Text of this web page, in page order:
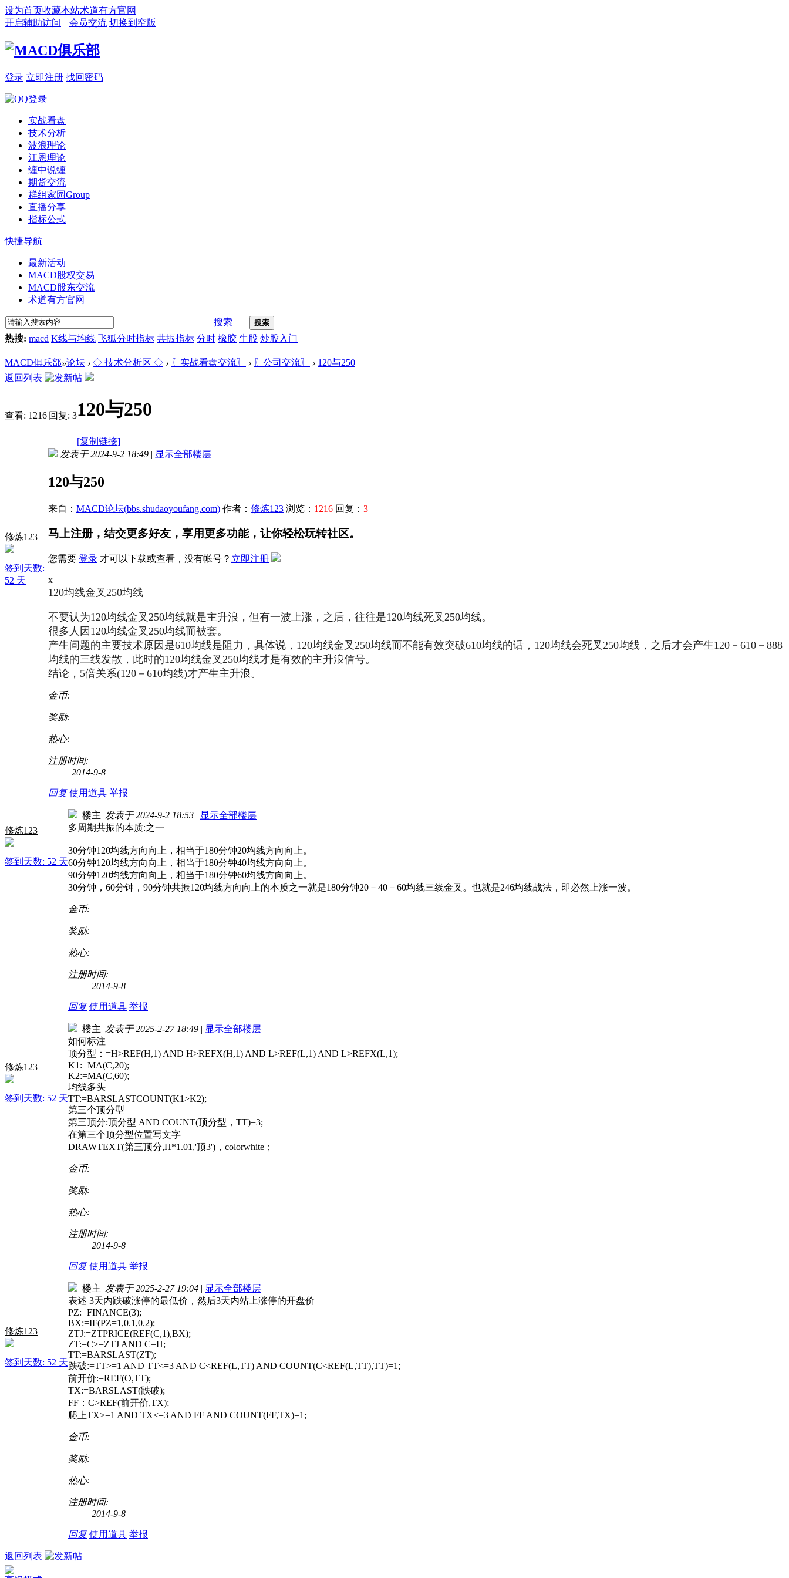
设为首页收藏本站术道有方官网
开启辅助访问
会员交流 切换到窄版
登录 立即注册 找回密码
实战看盘
技术分析
波浪理论
江恩理论
缠中说缠
期货交流
群组家园Group
直播分享
指标公式
快捷导航
最新活动
MACD股权交易
MACD股东交流
术道有方官网
搜索 搜索
热搜: macd K线与均线 飞狐分时指标 共振指标 分时 橡胶 牛股 炒股入门
MACD俱乐部»论坛 › ◇ 技术分析区 ◇ › 〖实战看盘交流〗 › 〖公司交流〗 › 120与250
返回列表
查看: 1216|回复: 3120与250
[复制链接]
修炼123
签到天数:
52 天
发表于 2024-9-2 18:49 | 显示全部楼层
120与250
来自： MACD论坛(bbs.shudaoyoufang.com) 作者： 修炼123 浏览： 1216 回复： 3
马上注册，结交更多好友，享用更多功能，让你轻松玩转社区。
您需要 登录 才可以下载或查看，没有帐号？ 立即注册
x
120均线金叉250均线
不要认为120均线金叉250均线就是主升浪，但有一波上涨，之后，往往是120均线死叉250均线。
很多人因120均线金叉250均线而被套。
产生问题的主要技术原因是610均线是阻力，具体说，120均线金叉250均线而不能有效突破610均线的话，120均线会死叉250均线，之后才会产生120－610－888
均线的三线发散，此时的120均线金叉250均线才是有效的主升浪信号。
结论，5倍关系(120－610均线)才产生主升浪。
金币:
奖励:
热心:
注册时间:
2014-9-8
回复 使用道具 举报
修炼123
签到天数: 52 天
楼主| 发表于 2024-9-2 18:53 | 显示全部楼层
多周期共振的本质:之一
30分钟120均线方向向上，相当于180分钟20均线方向向上。
60分钟120均线方向向上，相当于180分钟40均线方向向上。
90分钟120均线方向向上，相当于180分钟60均线方向向上。
30分钟，60分钟，90分钟共振120均线方向向上的本质之一就是180分钟20－40－60均线三线金叉。也就是246均线战法，即必然上涨一波。
金币:
奖励:
热心:
注册时间:
2014-9-8
回复 使用道具 举报
修炼123
签到天数: 52 天
楼主| 发表于 2025-2-27 18:49 | 显示全部楼层
如何标注
顶分型：=H>REF(H,1) AND H>REFX(H,1) AND L>REF(L,1) AND L>REFX(L,1);
K1:=MA(C,20);
K2:=MA(C,60);
均线多头
TT:=BARSLASTCOUNT(K1>K2);
第三个顶分型
第三顶分:顶分型 AND COUNT(顶分型，TT)=3;
在第三个顶分型位置写文字
DRAWTEXT(第三顶分,H*1.01,'顶3')，colorwhite；
金币:
奖励:
热心:
注册时间:
2014-9-8
回复 使用道具 举报
修炼123
签到天数: 52 天
楼主| 发表于 2025-2-27 19:04 | 显示全部楼层
表述 3天内跌破涨停的最低价，然后3天内站上涨停的开盘价
PZ:=FINANCE(3);
BX:=IF(PZ=1,0.1,0.2);
ZTJ:=ZTPRICE(REF(C,1),BX);
ZT:=C>=ZTJ AND C=H;
TT:=BARSLAST(ZT);
跌破:=TT>=1 AND TT<=3 AND C<REF(L,TT) AND COUNT(C<REF(L,TT),TT)=1;
前开价:=REF(O,TT);
TX:=BARSLAST(跌破);
FF：C>REF(前开价,TX);
爬上TX>=1 AND TX<=3 AND FF AND COUNT(FF,TX)=1;
金币:
奖励:
热心:
注册时间:
2014-9-8
回复 使用道具 举报
返回列表